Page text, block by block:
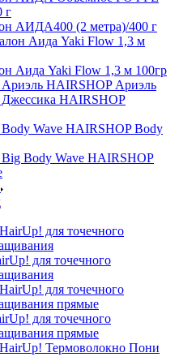
г
АИДА400 (2 метра)/400 г
Аида Yaki Flow 1,3 м 100гр
HAIRSHOP Ариэль
HAIRSHOP
HAIRSHOP Body
HAIRSHOP
для точечного
для точечного
прямые
Пони